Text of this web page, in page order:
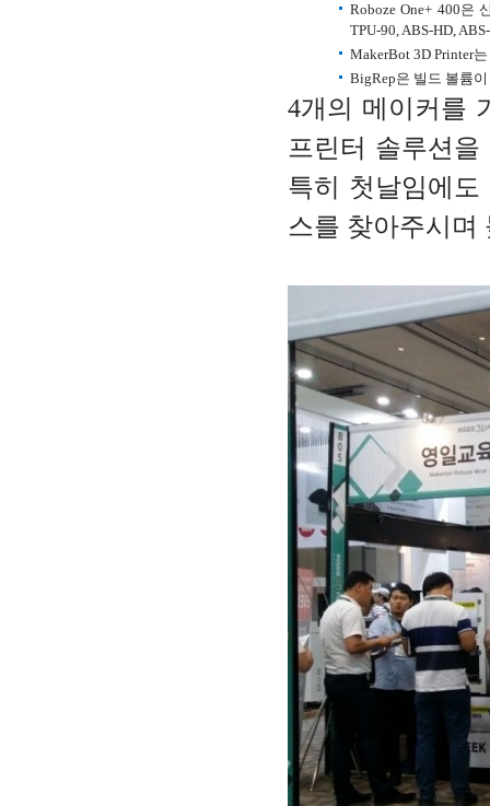
Roboze One+ 400은
TPU-90, ABS-HD,
MakerBot 3D Printer는
BigRep은 빌드 볼륨
4개의 메이커를
프린터 솔루션
특히 첫날임에
스를 찾아주시며